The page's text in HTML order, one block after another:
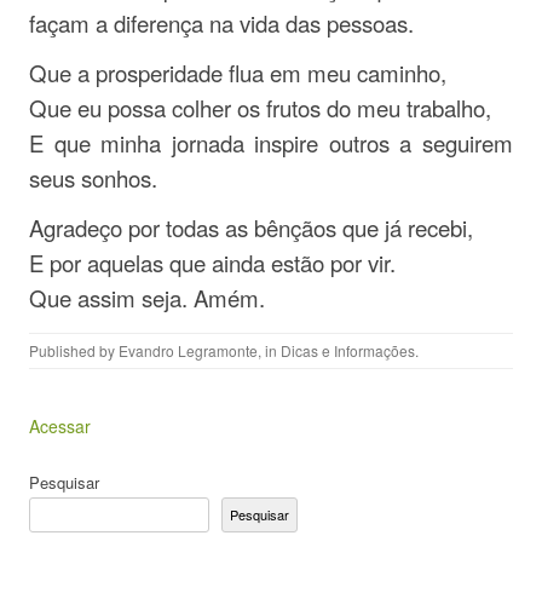
façam a diferença na vida das pessoas.
Que a prosperidade flua em meu caminho,
Que eu possa colher os frutos do meu trabalho,
E que minha jornada inspire outros a seguirem
seus sonhos.
Agradeço por todas as bênçãos que já recebi,
E por aquelas que ainda estão por vir.
Que assim seja. Amém.
Published by Evandro Legramonte, in Dicas e Informações.
Acessar
Pesquisar
Pesquisar